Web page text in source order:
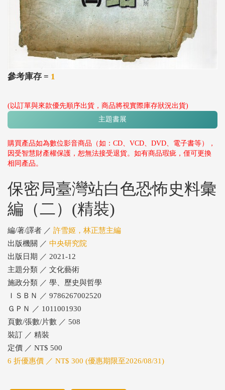
參考庫存 = 1
(以訂單與來款優先順序出貨，商品將視實際庫存狀況出貨)
主題書展
購買產品如為數位影音商品（如：CD、VCD、DVD、電子書等），
因受智慧財產權保護，恕無法接受退貨。如有商品瑕疵，僅可更換
相同產品。
保密局臺灣站白色恐怖史料彙
編（二）(精裝)
編/著/譯者 ／ 許雪姬，林正慧主編
出版機關 ／ 中央研究院
出版日期 ／ 2021-12
主題分類 ／ 文化藝術
施政分類 ／ 學、歷史與哲學
ＩＳＢＮ ／ 9786267002520
ＧＰＮ ／ 1011001930
頁數/張數/片數 ／ 508
裝訂 ／ 精裝
定價 ／ NT$ 500
6 折優惠價 ／ NT$ 300 (優惠期限至2026/08/31)